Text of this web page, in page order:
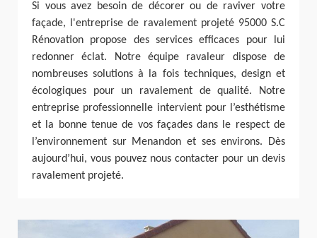
Si vous avez besoin de décorer ou de raviver votre
façade, l'entreprise de ravalement projeté 95000 S.C
Rénovation propose des services efficaces pour lui
redonner éclat. Notre équipe ravaleur dispose de
nombreuses solutions à la fois techniques, design et
écologiques pour un ravalement de qualité. Notre
entreprise professionnelle intervient pour l’esthétisme
et la bonne tenue de vos façades dans le respect de
l’environnement sur Menandon et ses environs. Dès
aujourd’hui, vous pouvez nous contacter pour un devis
ravalement projeté.